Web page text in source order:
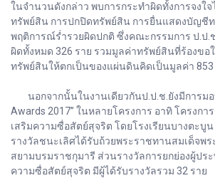
ในจำนวนดังกล่าว พบการกระทำผิดทั้งการจงใ
ทรัพย์สิน การปกปิดทรัพย์สิน การยื่นแสดงบัญชีท
พฤติการณ์ร่ำรวยผิดปกติ ซึ่งคณะกรรมการ ป.ป.
ผิดทั้งหมด 326 ราย รวมมูลค่าทรัพย์สินที่ร้องขอ
ทรัพย์สินให้ตกเป็นของแผ่นดินคิดเป็นมูลค่า
นอกจากนั้นในงานเดียวกันป.ป.ช.ยังมีการมอบ
Awards 2017” ในหลายโครงการ อาทิ โครงกา
เสริมความซื่อสัตย์สุจริต โดยโรงเรียนบางตะบูน
รางวัลชนะเลิศได้รับถ้วยพระราชทานสมเด็จพ
สยามบรมราชกุมารี ส่วนรางวัลการยกย่องผู้ป
ความซื่อสัตย์สุจริต มีผู้ได้รับรางวัลรวม 32 ราย